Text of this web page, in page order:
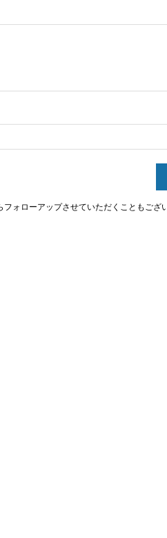
ォローアップさせていただくこともござ